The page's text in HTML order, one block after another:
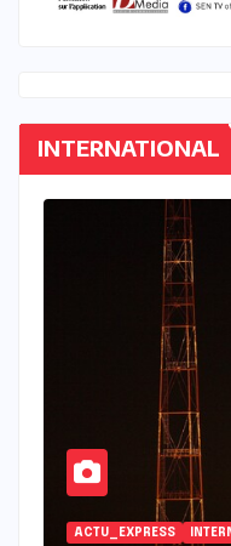
INTERNATIONAL
INTERNATIONAL